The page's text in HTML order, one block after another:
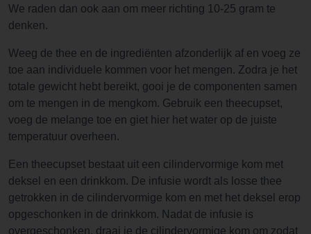
We raden dan ook aan om meer richting 10-25 gram te
denken.
Weeg de thee en de ingrediënten afzonderlijk af en voeg ze
toe aan individuele kommen voor het mengen. Zodra je het
totale gewicht hebt bereikt, gooi je de componenten samen
om te mengen in de mengkom. Gebruik een theecupset,
voeg de melange toe en giet hier het water op de juiste
temperatuur overheen.
Een theecupset bestaat uit een cilindervormige kom met
deksel en een drinkkom. De infusie wordt als losse thee
getrokken in de cilindervormige kom en met het deksel erop
opgeschonken in de drinkkom. Nadat de infusie is
overgeschonken, draai je de cilindervormige kom om zodat